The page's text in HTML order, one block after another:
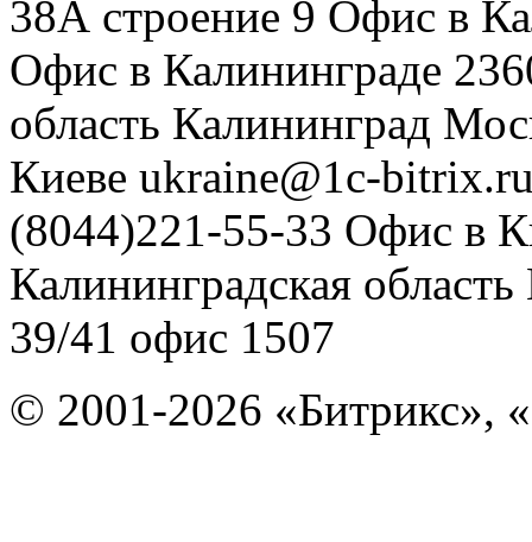
38А строение 9 Офис в
Офис в Калининграде
область Калининград
Киеве ukraine@1c-
(8044)221-55-33 Офис в
Калининградская область
39/41 офис 1507
© 2001-2026 «Битрикс»,